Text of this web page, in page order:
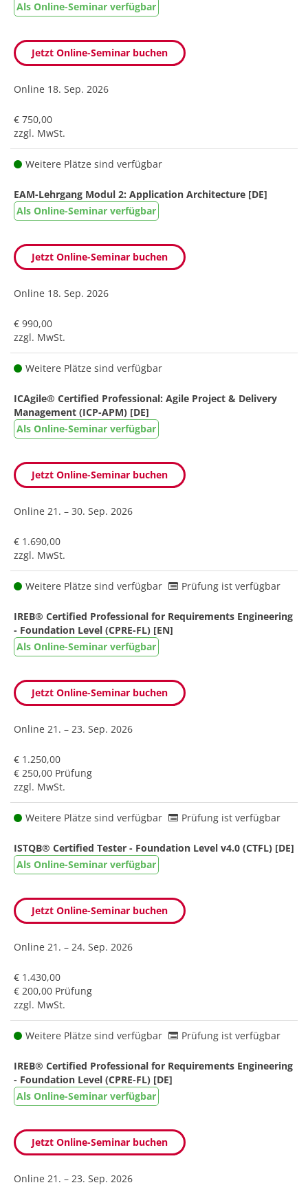
Als Online-Seminar verfügbar
Jetzt Online-Seminar buchen
Online 18. Sep. 2026
€ 750,00
zzgl. MwSt.
Weitere Plätze sind verfügbar
EAM-Lehrgang Modul 2: Application Architecture [DE]
Als Online-Seminar verfügbar
Jetzt Online-Seminar buchen
Online 18. Sep. 2026
€ 990,00
zzgl. MwSt.
Weitere Plätze sind verfügbar
ICAgile® Certified Professional: Agile Project & Delivery
Management (ICP-APM) [DE]
Als Online-Seminar verfügbar
Jetzt Online-Seminar buchen
Online 21. – 30. Sep. 2026
€ 1.690,00
zzgl. MwSt.
Weitere Plätze sind verfügbar Prüfung ist verfügbar
IREB® Certified Professional for Requirements Engineering
- Foundation Level (CPRE-FL) [EN]
Als Online-Seminar verfügbar
Jetzt Online-Seminar buchen
Online 21. – 23. Sep. 2026
€ 1.250,00
€ 250,00 Prüfung
zzgl. MwSt.
Weitere Plätze sind verfügbar Prüfung ist verfügbar
ISTQB® Certified Tester - Foundation Level v4.0 (CTFL) [DE]
Als Online-Seminar verfügbar
Jetzt Online-Seminar buchen
Online 21. – 24. Sep. 2026
€ 1.430,00
€ 200,00 Prüfung
zzgl. MwSt.
Weitere Plätze sind verfügbar Prüfung ist verfügbar
IREB® Certified Professional for Requirements Engineering
- Foundation Level (CPRE-FL) [DE]
Als Online-Seminar verfügbar
Jetzt Online-Seminar buchen
Online 21. – 23. Sep. 2026